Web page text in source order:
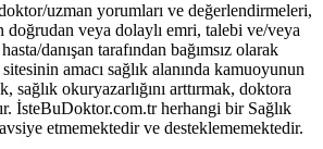
uzman yorumları ve değerlendirmeleri,
doğrudan veya dolaylı emri, talebi ve/veya
danışan tarafından bağımsız olarak
amacı sağlık alanında kamuoyunun
sağlık okuryazarlığını arttırmak, doktora
İsteBuDoktor.com.tr herhangi bir Sağlık
etmemektedir ve desteklememektedir.